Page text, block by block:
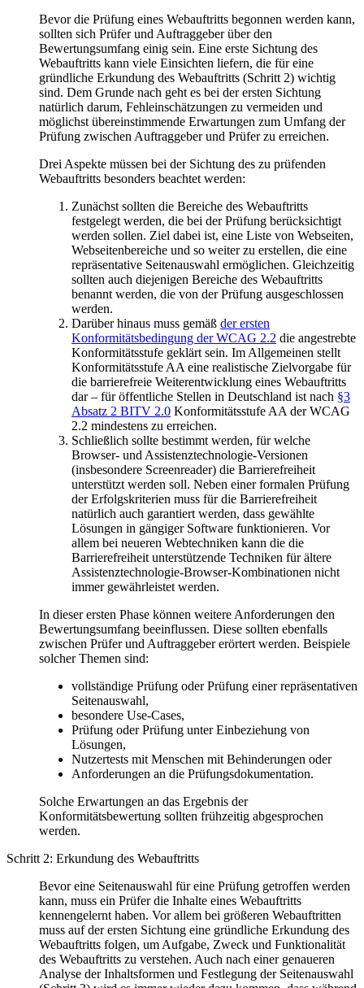
Bevor die Prüfung eines Webauftritts begonnen werden kann,
sollten sich Prüfer und Auftraggeber über den
Bewertungsumfang einig sein. Eine erste Sichtung des
Webauftritts kann viele Einsichten liefern, die für eine
gründliche Erkundung des Webauftritts (Schritt 2) wichtig
sind. Dem Grunde nach geht es bei der ersten Sichtung
natürlich darum, Fehleinschätzungen zu vermeiden und
möglichst übereinstimmende Erwartungen zum Umfang der
Prüfung zwischen Auftraggeber und Prüfer zu erreichen.
Drei Aspekte müssen bei der Sichtung des zu prüfenden
Webauftritts besonders beachtet werden:
Zunächst sollten die Bereiche des Webauftritts
festgelegt werden, die bei der Prüfung berücksichtigt
werden sollen. Ziel dabei ist, eine Liste von Webseiten,
Webseitenbereiche und so weiter zu erstellen, die eine
repräsentative Seitenauswahl ermöglichen. Gleichzeitig
sollten auch diejenigen Bereiche des Webauftritts
benannt werden, die von der Prüfung ausgeschlossen
werden.
Darüber hinaus muss gemäß der ersten
Konformitätsbedingung der WCAG 2.2 die angestrebte
Konformitätsstufe geklärt sein. Im Allgemeinen stellt
Konformitätsstufe AA eine realistische Zielvorgabe für
die barrierefreie Weiterentwicklung eines Webauftritts
dar – für öffentliche Stellen in Deutschland ist nach §3
Absatz 2 BITV 2.0 Konformitätsstufe AA der WCAG
2.2 mindestens zu erreichen.
Schließlich sollte bestimmt werden, für welche
Browser- und Assistenztechnologie-Versionen
(insbesondere Screenreader) die Barrierefreiheit
unterstützt werden soll. Neben einer formalen Prüfung
der Erfolgskriterien muss für die Barrierefreiheit
natürlich auch garantiert werden, dass gewählte
Lösungen in gängiger Software funktionieren. Vor
allem bei neueren Webtechniken kann die die
Barrierefreiheit unterstützende Techniken für ältere
Assistenztechnologie-Browser-Kombinationen nicht
immer gewährleistet werden.
In dieser ersten Phase können weitere Anforderungen den
Bewertungsumfang beeinflussen. Diese sollten ebenfalls
zwischen Prüfer und Auftraggeber erörtert werden. Beispiele
solcher Themen sind:
vollständige Prüfung oder Prüfung einer repräsentativen
Seitenauswahl,
besondere Use-Cases,
Prüfung oder Prüfung unter Einbeziehung von
Lösungen,
Nutzertests mit Menschen mit Behinderungen oder
Anforderungen an die Prüfungsdokumentation.
Solche Erwartungen an das Ergebnis der
Konformitätsbewertung sollten frühzeitig abgesprochen
werden.
Schritt 2: Erkundung des Webauftritts
Bevor eine Seitenauswahl für eine Prüfung getroffen werden
kann, muss ein Prüfer die Inhalte eines Webauftritts
kennengelernt haben. Vor allem bei größeren Webauftritten
muss auf der ersten Sichtung eine gründliche Erkundung des
Webauftritts folgen, um Aufgabe, Zweck und Funktionalität
des Webauftritts zu verstehen. Auch nach einer genaueren
Analyse der Inhaltsformen und Festlegung der Seitenauswahl